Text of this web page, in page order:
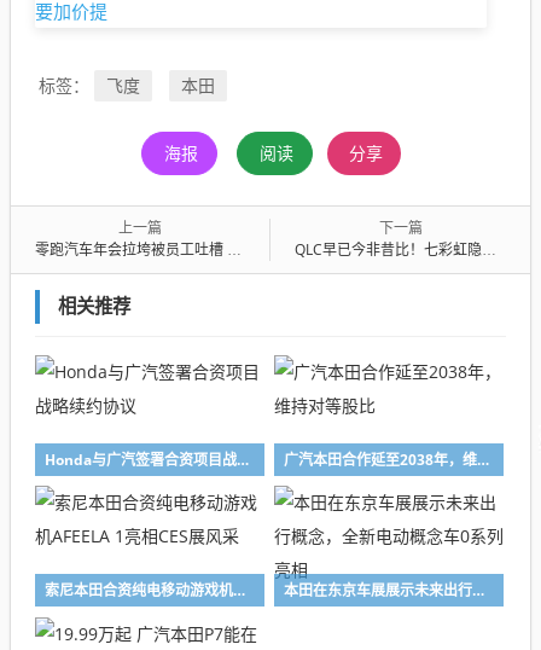
标签： 飞度 本田
海报 阅读 分享
上一篇
零跑汽车年会拉垮被员工吐槽 朱江明回应：发现问题解决问题 一定做得更好
下一篇
QLC早已今非昔比！七彩虹隐星P16 Pro笔记本评测
相关推荐
Honda与广汽签署合资项目战略续约协议 广汽本田合作延至2038年，维持对等股比
索尼本田合资纯电移动游戏机AFEELA 1亮相CES展风采 本田在东京车展展示未来出行概念，全新电动概念车0系列亮相